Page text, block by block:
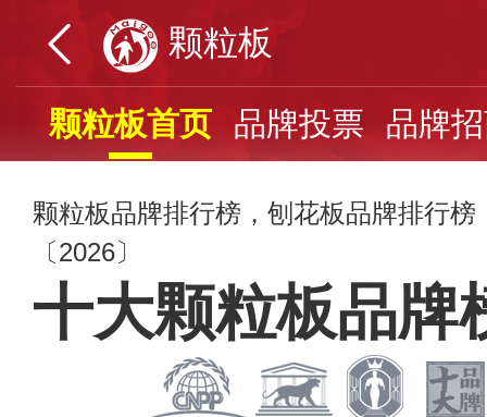
颗粒板
颗粒板首页 品牌投票 品牌
颗粒板品牌排行榜，刨花板品牌排行
〔2026〕
十大颗粒板品牌